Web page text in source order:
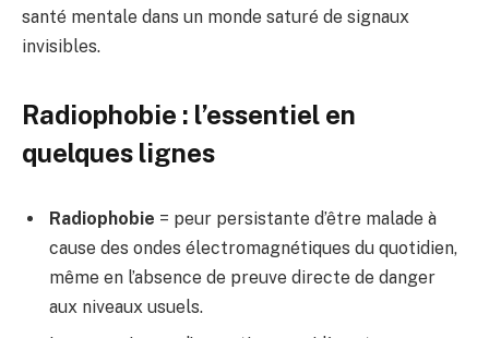
santé mentale dans un monde saturé de signaux
invisibles.
Radiophobie : l’essentiel en
quelques lignes
Radiophobie = peur persistante d’être malade à
cause des ondes électromagnétiques du quotidien,
même en l’absence de preuve directe de danger
aux niveaux usuels.